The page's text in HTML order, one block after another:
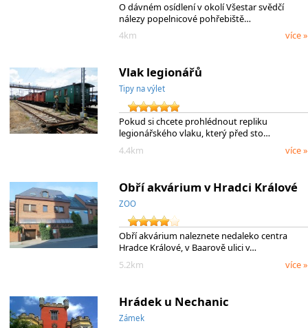
O dávném osídlení v okolí Všestar svědčí
nálezy popelnicové pohřebiště…
4km
více »
Vlak legionářů
Tipy na výlet
Pokud si chcete prohlédnout repliku
legionářského vlaku, který před sto…
4.4km
více »
Obří akvárium v Hradci Králové
ZOO
Obří akvárium naleznete nedaleko centra
Hradce Králové, v Baarově ulici v…
5.2km
více »
Hrádek u Nechanic
Zámek